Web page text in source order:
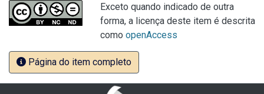
Exceto quando indicado de outra
forma, a licença deste item é descrita
como openAccess
Página do item completo